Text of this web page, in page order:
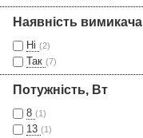
Наявність вимикача
Ні (2)
Так (7)
Потужність, Вт
8 (1)
13 (1)